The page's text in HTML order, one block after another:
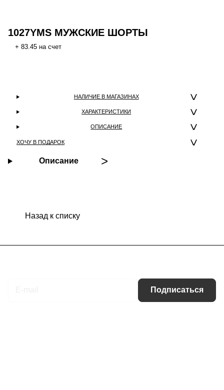
1027YMS МУЖСКИЕ ШОРТЫ
+ 83.45 на счет
НАЛИЧИЕ В МАГАЗИНАХ
ХАРАКТЕРИСТИКИ
ОПИСАНИЕ
ХОЧУ В ПОДАРОК
Описание
Назад к списку
Подписаться